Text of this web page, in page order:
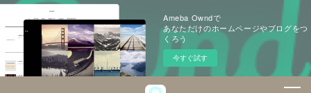
Ameba Owndで
あなただけのホームページやブログをつ
くろう
今すぐ試す